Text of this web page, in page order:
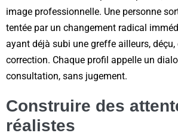
image professionnelle. Une personne
tentée par un changement radical
ayant déjà subi une greffe ailleurs, déçu,
correction. Chaque profil appelle un
consultation, sans jugement.
Construire des
réalistes